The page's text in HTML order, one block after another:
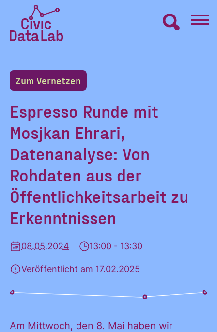
Inhalt
springen
Lab
Startseite
LERNEN
MACHEN
BLOG
ÜBER UNS
KONTAKT
Zum Vernetzen
Espresso Runde mit
Mosjkan Ehrari,
Datenanalyse: Von
Rohdaten aus der
Öffentlichkeitsarbeit zu
Erkenntnissen
08.05.2024 13:00 - 13:30
Veröffentlicht am 17.02.2025
Am Mittwoch, den 8. Mai haben wir